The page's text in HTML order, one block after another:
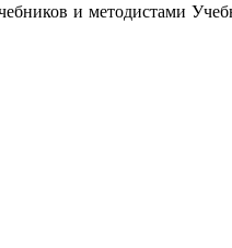
и методистами